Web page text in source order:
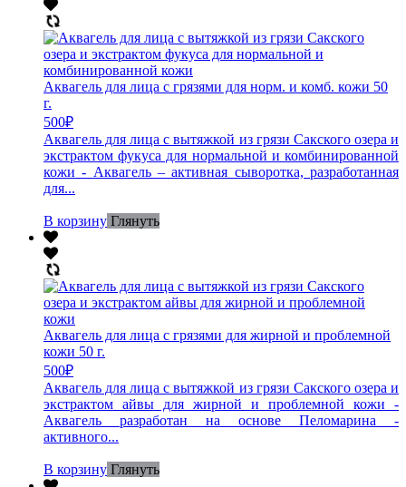
Аквагель для лица с грязями для норм. и комб. кожи 50
г.
500₽
Аквагель для лица с вытяжкой из грязи Сакского озера и
экстрактом фукуса для нормальной и комбинированной
кожи - Аквагель – активная сыворотка, разработанная
для...
В корзину Глянуть
Аквагель для лица с грязями для жирной и проблемной
кожи 50 г.
500₽
Аквагель для лица с вытяжкой из грязи Сакского озера и
экстрактом айвы для жирной и проблемной кожи -
Аквагель разработан на основе Пеломарина -
активного...
В корзину Глянуть